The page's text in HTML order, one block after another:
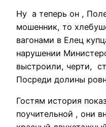
Ну а теперь он ,
мошенник, то
вагонами в Елец
нарушении
выстроили, черти,
Посреди долины
Гостям история
поучительной , они